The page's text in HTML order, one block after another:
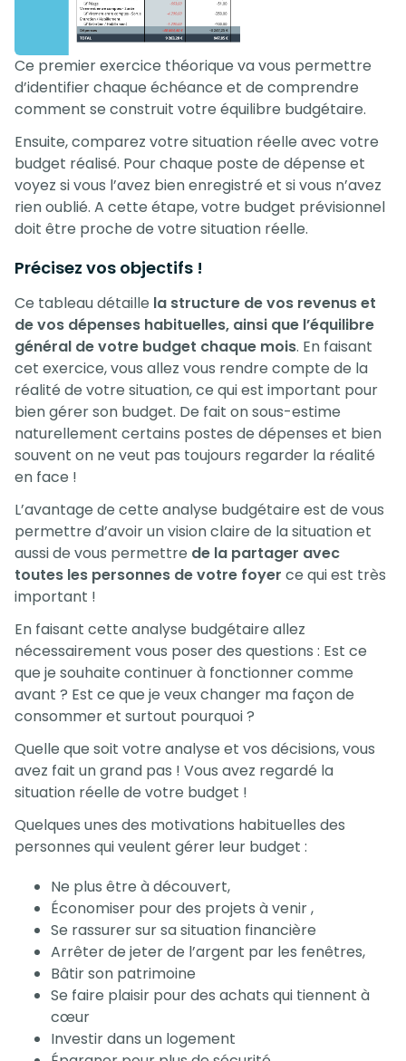
Ce premier exercice théorique va vous permettre
d’identifier chaque échéance et de comprendre
comment se construit votre équilibre budgétaire.
Ensuite, comparez votre situation réelle avec votre
budget réalisé. Pour chaque poste de dépense et
voyez si vous l’avez bien enregistré et si vous n’avez
rien oublié. A cette étape, votre budget prévisionnel
doit être proche de votre situation réelle.
Précisez vos objectifs !
Ce tableau détaille la structure de vos revenus et
de vos dépenses habituelles, ainsi que l’équilibre
général de votre budget chaque mois. En faisant
cet exercice, vous allez vous rendre compte de la
réalité de votre situation, ce qui est important pour
bien gérer son budget. De fait on sous-estime
naturellement certains postes de dépenses et bien
souvent on ne veut pas toujours regarder la réalité
en face !
L’avantage de cette analyse budgétaire est de vous
permettre d’avoir un vision claire de la situation et
aussi de vous permettre de la partager avec
toutes les personnes de votre foyer ce qui est très
important !
En faisant cette analyse budgétaire allez
nécessairement vous poser des questions : Est ce
que je souhaite continuer à fonctionner comme
avant ? Est ce que je veux changer ma façon de
consommer et surtout pourquoi ?
Quelle que soit votre analyse et vos décisions, vous
avez fait un grand pas ! Vous avez regardé la
situation réelle de votre budget !
Quelques unes des motivations habituelles des
personnes qui veulent gérer leur budget :
Ne plus être à découvert,
Économiser pour des projets à venir ,
Se rassurer sur sa situation financière
Arrêter de jeter de l’argent par les fenêtres,
Bâtir son patrimoine
Se faire plaisir pour des achats qui tiennent à
cœur
Investir dans un logement